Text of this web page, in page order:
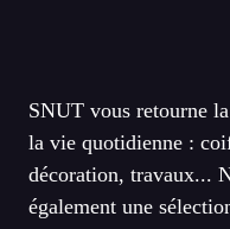
SNUT vous retourne
la vie quotidienne :
décoration, travaux...
également une